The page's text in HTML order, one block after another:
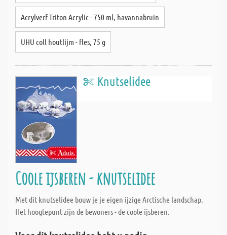
Acrylverf Triton Acrylic - 750 ml, havannabruin
UHU coll houtlijm - fles, 75 g
Knutselidee
Coole ijsberen - knutselidee
Met dit knutselidee bouw je je eigen ijzige Arctische landschap.
Het hoogtepunt zijn de bewoners - de coole ijsberen.